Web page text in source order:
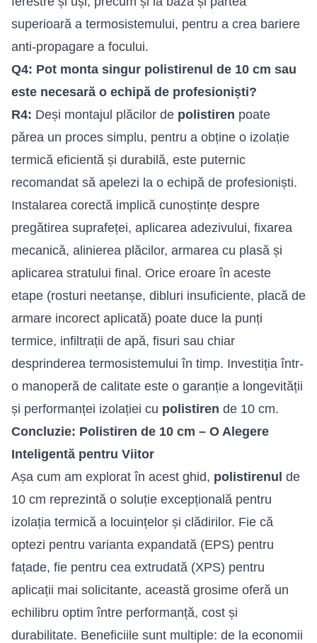
superioară a termosistemului, pentru a crea bariere
anti-propagare a focului.
Q4: Pot monta singur polistirenul de 10 cm sau
este necesară o echipă de profesioniști?
R4: Deși montajul plăcilor de polistiren poate
părea un proces simplu, pentru a obține o izolație
termică eficientă și durabilă, este puternic
recomandat să apelezi la o echipă de profesioniști.
Instalarea corectă implică cunoștințe despre
pregătirea suprafeței, aplicarea adezivului, fixarea
mecanică, alinierea plăcilor, armarea cu plasă și
aplicarea stratului final. Orice eroare în aceste
etape (rosturi neetanșe, dibluri insuficiente, placă de
armare incorect aplicată) poate duce la punți
termice, infiltrații de apă, fisuri sau chiar
desprinderea termosistemului în timp. Investiția într-
o manoperă de calitate este o garanție a longevității
și performanței izolației cu polistiren de 10 cm.
Concluzie: Polistiren de 10 cm – O Alegere
Inteligentă pentru Viitor
Așa cum am explorat în acest ghid, polistirenul de
10 cm reprezintă o soluție excepțională pentru
izolația termică a locuințelor și clădirilor. Fie că
optezi pentru varianta expandată (EPS) pentru
fațade, fie pentru cea extrudată (XPS) pentru
aplicații mai solicitante, această grosime oferă un
echilibru optim între performanță, cost și
durabilitate. Beneficiile sunt multiple: de la economii